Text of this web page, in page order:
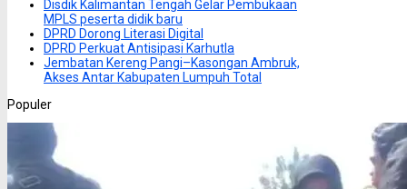
Disdik Kalimantan Tengah Gelar Pembukaan
MPLS peserta didik baru
DPRD Dorong Literasi Digital
DPRD Perkuat Antisipasi Karhutla
Jembatan Kereng Pangi–Kasongan Ambruk,
Akses Antar Kabupaten Lumpuh Total
Populer